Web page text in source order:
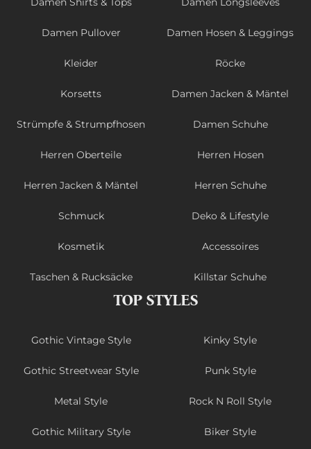
Damen Pullover Damen Hosen & Leggings
Kleider Röcke
Korsetts Damen Jacken & Mäntel
Strümpfe & Strumpfhosen Damen Schuhe
Herren Oberteile Herren Hosen
Herren Jacken & Mäntel Herren Schuhe
Schmuck Deko & Lifestyle
Kosmetik Accessoires
Taschen & Rucksäcke Killstar Schuhe
TOP STYLES
Gothic Vintage Style Kinky Style
Gothic Streetwear Style Punk Style
Metal Style Rock N Roll Style
Gothic Military Style Biker Style